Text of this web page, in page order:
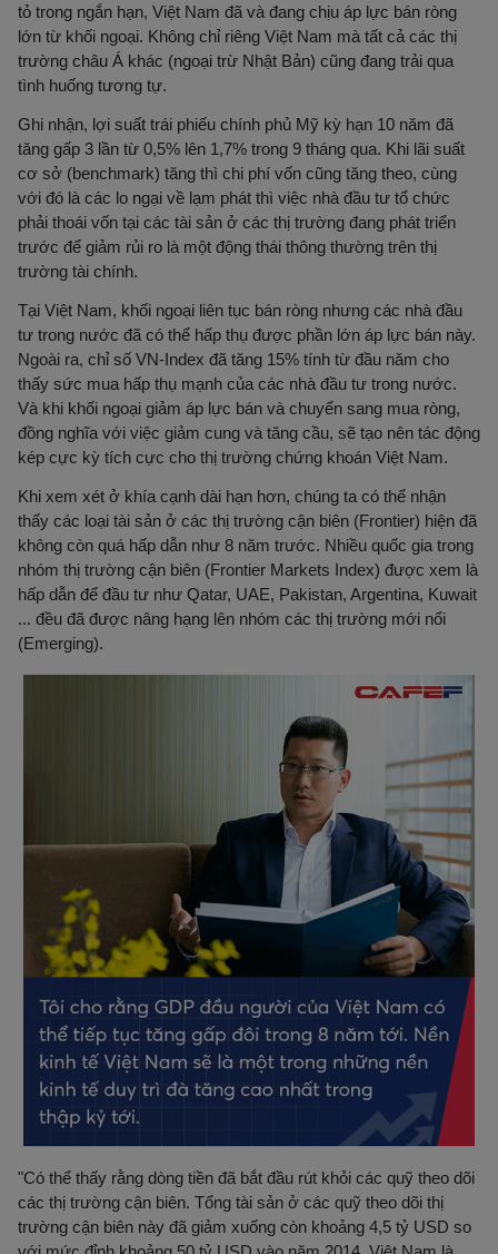
tỏ trong ngắn hạn, Việt Nam đã và đang chịu áp lực bán ròng
lớn từ khối ngoại. Không chỉ riêng Việt Nam mà tất cả các thị
trường châu Á khác (ngoại trừ Nhật Bản) cũng đang trải qua
tình huống tương tự.
Ghi nhận, lợi suất trái phiếu chính phủ Mỹ kỳ hạn 10 năm đã
tăng gấp 3 lần từ 0,5% lên 1,7% trong 9 tháng qua. Khi lãi suất
cơ sở (benchmark) tăng thì chi phí vốn cũng tăng theo, cùng
với đó là các lo ngại về lạm phát thì việc nhà đầu tư tổ chức
phải thoái vốn tại các tài sản ở các thị trường đang phát triển
trước để giảm rủi ro là một động thái thông thường trên thị
trường tài chính.
Tại Việt Nam, khối ngoại liên tục bán ròng nhưng các nhà đầu
tư trong nước đã có thể hấp thụ được phần lớn áp lực bán này.
Ngoài ra, chỉ số VN-Index đã tăng 15% tính từ đầu năm cho
thấy sức mua hấp thụ mạnh của các nhà đầu tư trong nước.
Và khi khối ngoại giảm áp lực bán và chuyển sang mua ròng,
đồng nghĩa với việc giảm cung và tăng cầu, sẽ tạo nên tác động
kép cực kỳ tích cực cho thị trường chứng khoán Việt Nam.
Khi xem xét ở khía cạnh dài hạn hơn, chúng ta có thể nhận
thấy các loại tài sản ở các thị trường cận biên (Frontier) hiện đã
không còn quá hấp dẫn như 8 năm trước. Nhiều quốc gia trong
nhóm thị trường cận biên (Frontier Markets Index) được xem là
hấp dẫn để đầu tư như Qatar, UAE, Pakistan, Argentina, Kuwait
... đều đã được nâng hạng lên nhóm các thị trường mới nổi
(Emerging).
"Có thể thấy rằng dòng tiền đã bắt đầu rút khỏi các quỹ theo dõi
các thị trường cận biên. Tổng tài sản ở các quỹ theo dõi thị
trường cận biên này đã giảm xuống còn khoảng 4,5 tỷ USD so